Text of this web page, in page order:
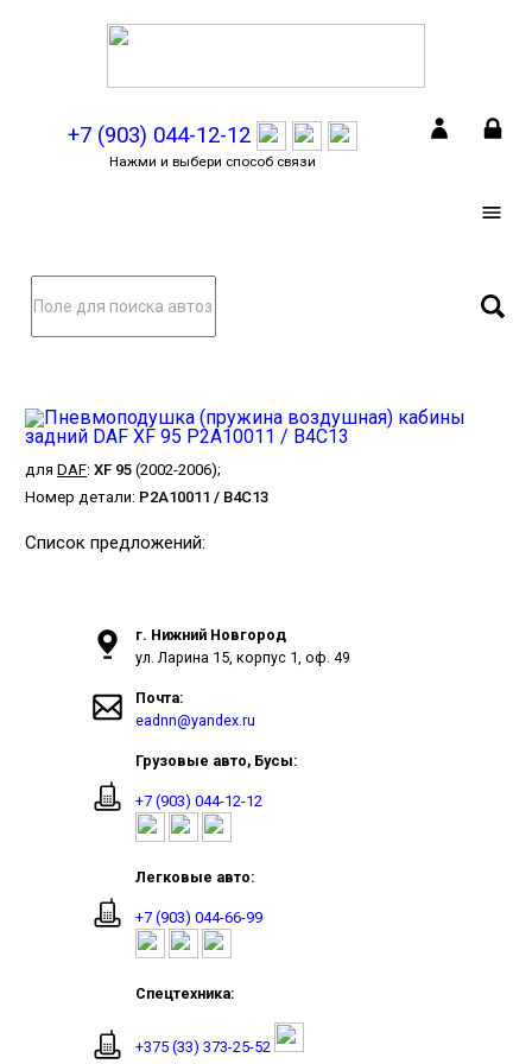
+7 (903) 044-12-12
Нажми и выбери способ связи
дляDAF:XF 95 (2002-2006);
Номер детали: P2A10011 / B4C13
Список предложений:
г. Нижний Новгород
ул. Ларина 15, корпус 1, оф. 49
Почта:
eadnn@yandex.ru
Грузовые авто, Бусы:
+7 (903) 044-12-12
Легковые авто:
+7 (903) 044-66-99
Спецтехника:
+375 (33) 373-25-52